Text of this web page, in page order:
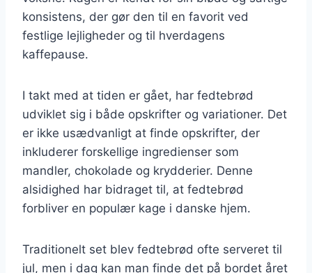
konsistens, der gør den til en favorit ved
festlige lejligheder og til hverdagens
kaffepause.
I takt med at tiden er gået, har fedtebrød
udviklet sig i både opskrifter og variationer. Det
er ikke usædvanligt at finde opskrifter, der
inkluderer forskellige ingredienser som
mandler, chokolade og krydderier. Denne
alsidighed har bidraget til, at fedtebrød
forbliver en populær kage i danske hjem.
Traditionelt set blev fedtebrød ofte serveret til
jul, men i dag kan man finde det på bordet året